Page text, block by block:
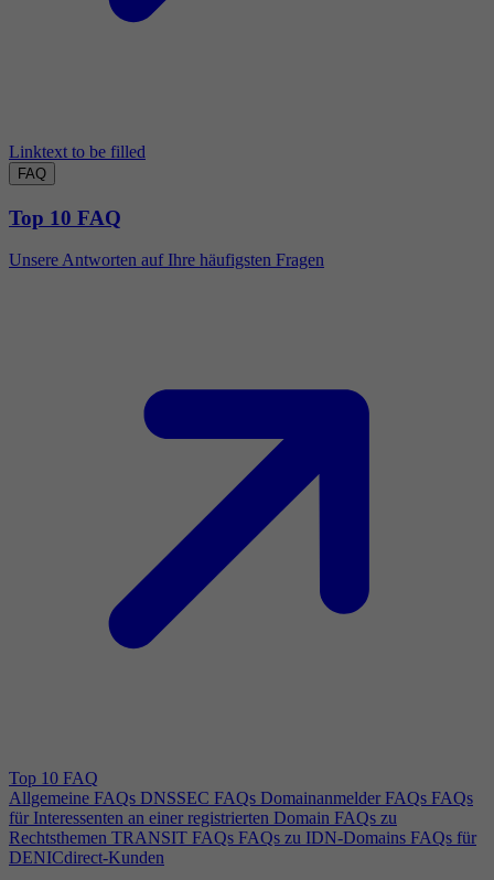
Linktext to be filled
FAQ
Top 10 FAQ
Unsere Antworten auf Ihre häufigsten Fragen
Top 10 FAQ
Allgemeine FAQs DNSSEC FAQs Domainanmelder FAQs FAQs
für Interessenten an einer registrierten Domain FAQs zu
Rechtsthemen TRANSIT FAQs FAQs zu IDN-Domains FAQs für
DENICdirect-Kunden